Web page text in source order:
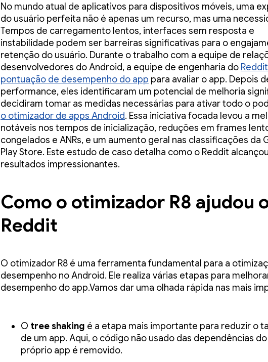
No mundo atual de aplicativos para dispositivos móveis, uma
do usuário perfeita não é apenas um recurso, mas uma
Tempos de carregamento lentos, interfaces sem resposta e
instabilidade podem ser barreiras significativas para o
retenção do usuário. Durante o trabalho com a equipe de
desenvolvedores do Android, a equipe de engenharia do Reddit
pontuação de desempenho do app para avaliar o app. Depois
performance, eles identificaram um potencial de melhoria
decidiram tomar as medidas necessárias para ativar todo o
o otimizador de apps Android. Essa iniciativa focada levou a
notáveis nos tempos de inicialização, reduções em frames
congelados e ANRs, e um aumento geral nas classificações da
Play Store. Este estudo de caso detalha como o Reddit
resultados impressionantes.
Como o otimizador R8 ajudou
Reddit
O otimizador R8 é uma ferramenta fundamental para a
desempenho no Android. Ele realiza várias etapas para
desempenho do app.Vamos dar uma olhada rápida nas mais
O tree shaking é a etapa mais importante para reduzir o
de um app. Aqui, o código não usado das dependências
próprio app é removido.